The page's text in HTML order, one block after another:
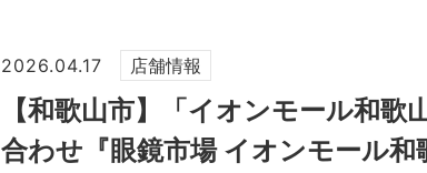
2026.04.17 店舗情報
【和歌山市】「イオンモール和
合わせ『眼鏡市場 イオンモール